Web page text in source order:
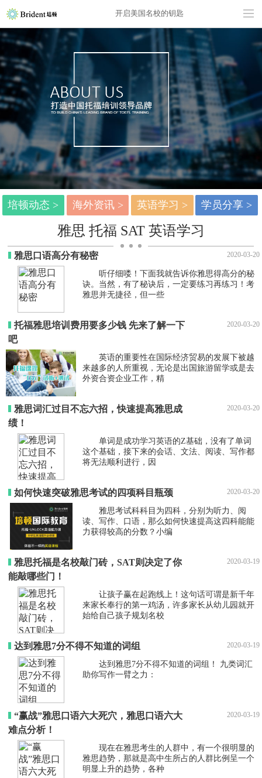
开启美国名校的钥匙
培顿动态 > 海外资讯 > 英语学习 > 学员分享 >
雅思 托福 SAT 英语学习
雅思口语高分有秘密 2020-03-20
听仔细喽！下面我就告诉你雅思得高分的秘
诀。当然，有了秘诀后，一定要练习再练习！考
雅思并无捷径，但一些
托福雅思培训费用要多少钱 先来了解一下
吧
2020-03-20
英语的重要性在国际经济贸易的发展下被越
来越多的人所重视，无论是出国旅游留学或是去
外资合资企业工作，精
雅思词汇过目不忘六招，快速提高雅思成
绩！
2020-03-20
单词是成功学习英语的Z基础，没有了单词
这个基础，接下来的会话、文法、阅读、写作都
将无法顺利进行，因
如何快速突破雅思考试的四项科目瓶颈 2020-03-20
雅思考试科科目为四科，分别为听力、阅
读、写作、口语，那么如何快速提高这四科能能
力获得较高的分数？小编
雅思托福是名校敲门砖，SAT则决定了你
能敲哪些门！
2020-03-19
让孩子赢在起跑线上！这句话可谓是新千年
来家长奉行的第一鸡汤，许多家长从幼儿园就开
始给自己孩子规划名校
达到雅思7分不得不知道的词组 2020-03-19
达到雅思7分不得不知道的词组！ 九类词汇
助你写作一臂之力：
“赢战”雅思口语六大死穴，雅思口语六大
难点分析！
2020-03-19
现在在雅思考生的人群中，有一个很明显的
雅思趋势，那就是高中生所占的人群比例呈一个
明显上升的趋势，各种